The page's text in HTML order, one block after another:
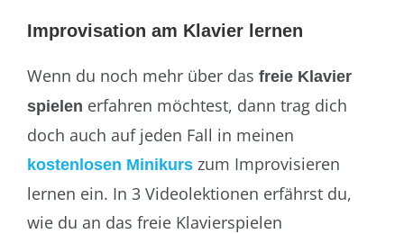
Improvisation am Klavier lernen
Wenn du noch mehr über das freie Klavier
spielen erfahren möchtest, dann trag dich
doch auch auf jeden Fall in meinen
kostenlosen Minikurs zum Improvisieren
lernen ein. In 3 Videolektionen erfährst du,
wie du an das freie Klavierspielen